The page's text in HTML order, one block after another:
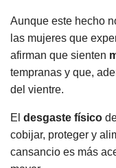
Aunque este hecho
las mujeres que
afirman que sienten
tempranas y que,
del vientre.
El desgaste físico
cobijar, proteger y
cansancio es más